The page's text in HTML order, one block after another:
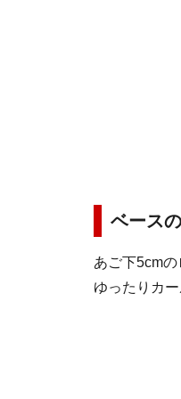
ベース
あご下5cm
ゆったりカ